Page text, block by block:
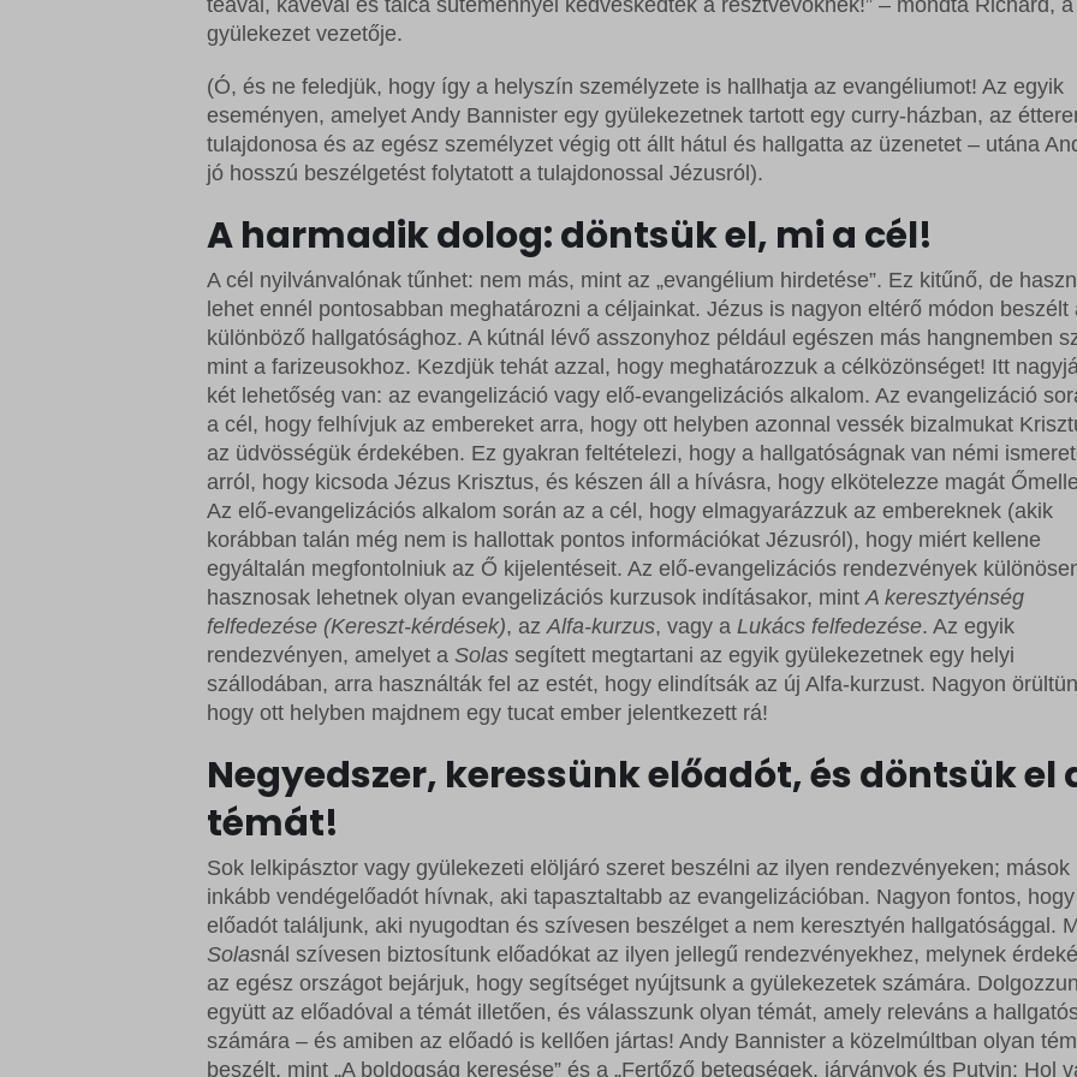
teával, kávéval és tálca süteménnyel kedveskedtek a résztvevőknek!” – mondta Richard, a
gyülekezet vezetője.
(Ó, és ne feledjük, hogy így a helyszín személyzete is hallhatja az evangéliumot! Az egyik
eseményen, amelyet Andy Bannister egy gyülekezetnek tartott egy curry-házban, az
tulajdonosa és az egész személyzet végig ott állt hátul és hallgatta az üzenetet – utána
jó hosszú beszélgetést folytatott a tulajdonossal Jézusról).
A harmadik dolog: döntsük el, mi a cél!
A cél nyilvánvalónak tűnhet: nem más, mint az „evangélium hirdetése”. Ez kitűnő, de
lehet ennél pontosabban meghatározni a céljainkat. Jézus is nagyon eltérő módon beszélt
különböző hallgatósághoz. A kútnál lévő asszonyhoz például egészen más hangnemben
mint a farizeusokhoz. Kezdjük tehát azzal, hogy meghatározzuk a célközönséget! Itt
két lehetőség van: az evangelizáció vagy elő-evangelizációs alkalom. Az evangelizáció
a cél, hogy felhívjuk az embereket arra, hogy ott helyben azonnal vessék bizalmukat
az üdvösségük érdekében. Ez gyakran feltételezi, hogy a hallgatóságnak van némi
arról, hogy kicsoda Jézus Krisztus, és készen áll a hívásra, hogy elkötelezze magát
Az elő-evangelizációs alkalom során az a cél, hogy elmagyarázzuk az embereknek (akik
korábban talán még nem is hallottak pontos információkat Jézusról), hogy miért kellene
egyáltalán megfontolniuk az Ő kijelentéseit. Az elő-evangelizációs rendezvények
hasznosak lehetnek olyan evangelizációs kurzusok indításakor, mintA keresztyénség
felfedezése (Kereszt-kérdések), azAlfa-kurzus, vagy a Lukács felfedezése. Az egyik
rendezvényen, amelyet a Solas segített megtartani az egyik gyülekezetnek egy helyi
szállodában, arra használták fel az estét, hogy elindítsák az új Alfa-kurzust. Nagyon
hogy ott helyben majdnem egy tucat ember jelentkezett rá!
Negyedszer, keressünk előadót, és döntsük el
témát!
Sok lelkipásztor vagy gyülekezeti elöljáró szeret beszélni az ilyen rendezvényeken; mások
inkább vendégelőadót hívnak, aki tapasztaltabb az evangelizációban. Nagyon fontos,
előadót találjunk, aki nyugodtan és szívesen beszélget a nem keresztyén hallgatósággal.
Solasnál szívesen biztosítunk előadókat az ilyen jellegű rendezvényekhez, melynek
az egész országot bejárjuk, hogy segítséget nyújtsunk a gyülekezetek számára.
együtt az előadóval a témát illetően, és válasszunk olyan témát, amely releváns a
számára – és amiben az előadó is kellően jártas! Andy Bannister a közelmúltban olyan
beszélt, mint „A boldogság keresése” és a „Fertőző betegségek, járványok és Putyin: Hol
wordpress_logged_in_*
wp_lang
wp_woocommerce_session_*
wp-settings-*
wp-settings-time-*
sbjs_current
sbjs_first
sbjs_first_add
sbjs_migrations
sbjs_udata
tk_ai
MicrosoftApplicationsTelemetryDeviceId
redux_*
ssm_au_c
wp-*